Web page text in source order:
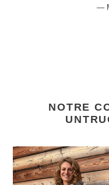
NOTRE
Sweat
"Manu
&